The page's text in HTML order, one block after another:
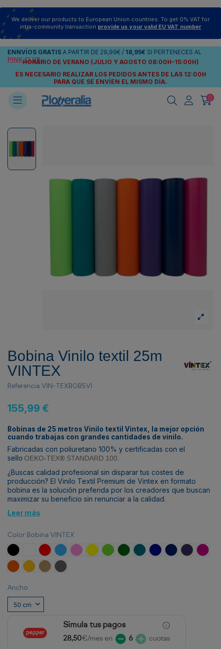
We deliver our products to European Union countries. To get 0% VAT for
intra-community transaction provide us your valid EU VAT number
ENNVÍOS GRATIS A PARTIR DE 29,99€ / 18,95€ SI PERTENECES AL
PINK CLUB
HORARIO DE VERANO (JULIO Y AGOSTO 08:00H-15:00H)
ES NECESARIO REALIZAR LOS PEDIDOS ANTES DE LAS 12:00H
PARA QUE SE ENVÍEN EL MISMO DÍA.
0
Bobina Vinilo textil 25m
VINTEX
Referencia VIN-TEXBOB5VI
155,99 €
Bobinas de 25 metros Vinilo textil Vintex, la mejor opción
cuando trabajas con grandes cantidades de vinilo.
Fabricadas con poliuretano 100% y certificadas con el
sello OEKO-TEX® STANDARD 100.
¿Buscas calidad profesional sin disparar tus costes de
producción? El Vinilo Textil Premium de Vintex en formato
bobina es la solución preferida por los creadores que buscan
maximizar su beneficio sin renunciar a la calidad.
Leer más
Color Bobina VINTEX
Negro Blanco Rojo Azul Claro
Rosa AmarilloVerde ClaroVerde Esmeralda
TurquesaAzul RoyalAzul Marino
Violeta Fucsia
NaranjaAmarillo Calabaza
Tierra Gris
Ancho
Simula tus pagos
28,50€/mes en 6 cuotas